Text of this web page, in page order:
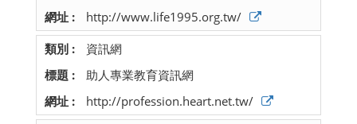
http://www.life1995.org.tw/
資訊網
助人專業教育資訊網
http://profession.heart.net.tw/